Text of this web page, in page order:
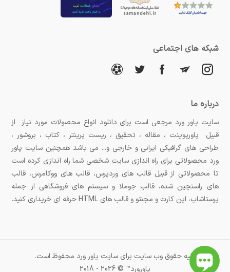
شبکه های اجتماعی
درباره ما
سایت پاور ورد مرجعی است برای دانلود انواع محصولات مورد نیاز از
قبیل پاورپوینت ، مقاله ، تحقیق ، ریست پرینتر ، کتاب ، بروشور ،
طراحی های گرافیکی ایرانی و خارجی و... می باشد همچنین سایت پاور
ورد محصولاتی برای راه اندازی سایت شخصی شما راه اندازی کرده است
تا محصولاتی از قبیل قالب های وردپرس، قالب های ووکامرس، قالب
های راستچین شده، قالب جوملا و سیستم های فروشگاهی از جمله
پرستاشاپ، اپن کارت و مجنتو و قالب های HTML حرفه ای خریداری کنید.
کلیه حقوق وب سایت برای سایت پاور ورد محفوظ است.
پاورورد™ © 2026 - 2018